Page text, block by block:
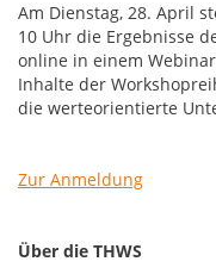
Am Dienstag, 28. April
10 Uhr die Ergebnisse
online in einem
Inhalte der
die werteorientierte
Zur Anmeldung
Über die THWS